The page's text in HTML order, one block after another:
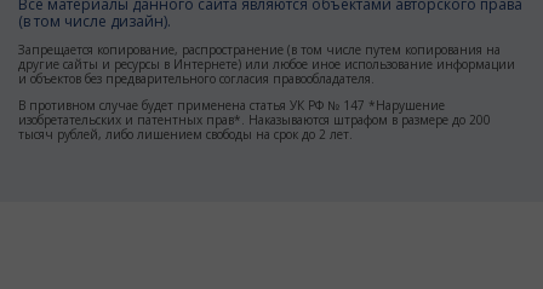
Все материалы данного сайта являются объектами авторского права
(в том числе дизайн).
Запрещается копирование, распространение (в том числе путем копирования на
другие сайты и ресурсы в Интернете) или любое иное использование информации
и объектов без предварительного согласия правообладателя.
В противном случае будет применена статья УК РФ № 147 *Нарушение
изобретательских и патентных прав*. Наказываются штрафом в размере до 200
тысяч рублей, либо лишением свободы на срок до 2 лет.